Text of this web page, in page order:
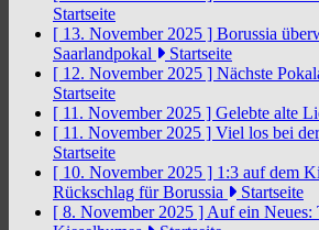
Startseite
[ 13. November 2025 ] Borussia
Saarlandpokal
Startseite
[ 12. November 2025 ] Nächste
Startseite
[ 11. November 2025 ] Gelebte alte
[ 11. November 2025 ] Viel los bei
Startseite
[ 10. November 2025 ] 1:3 auf dem
Rückschlag für Borussia
Startseite
[ 8. November 2025 ] Auf ein Neues: